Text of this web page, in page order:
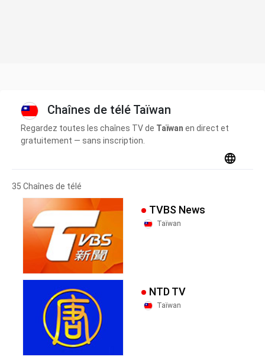
Chaînes de télé Taïwan
Regardez toutes les chaînes TV de Taïwan en direct et
gratuitement — sans inscription.
35 Chaînes de télé
TVBS News
Taïwan
NTD TV
Taïwan